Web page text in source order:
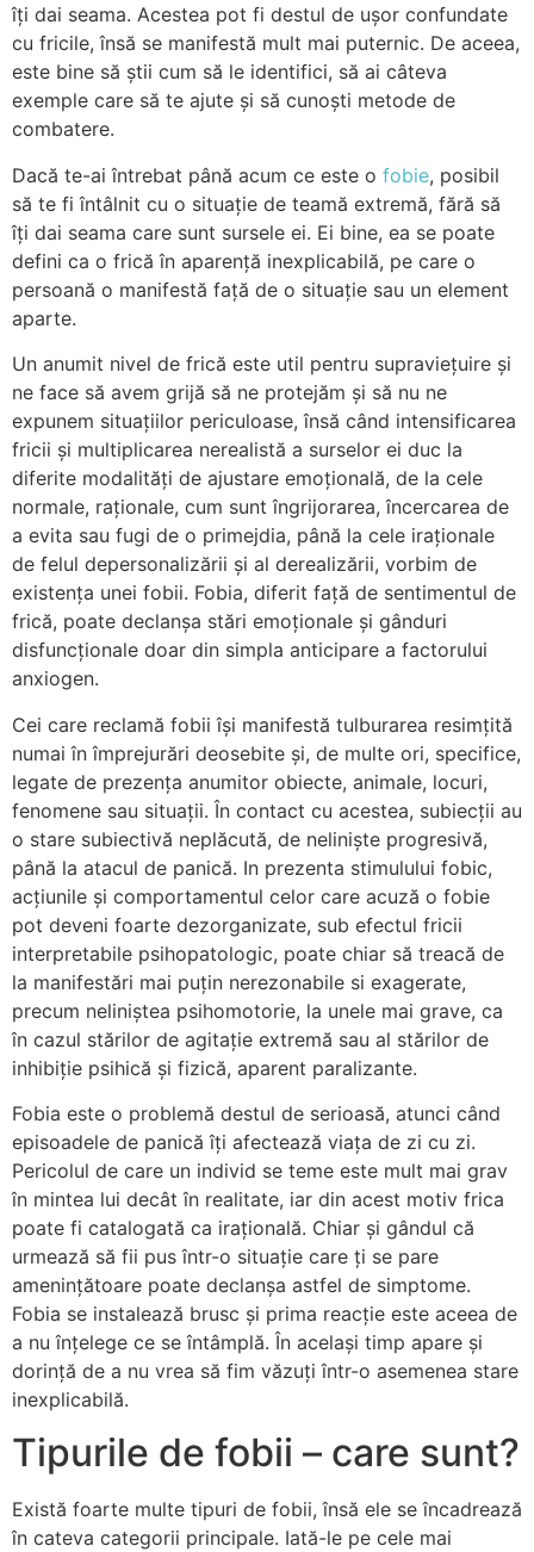
îți dai seama. Acestea pot fi destul de ușor confundate
cu fricile, însă se manifestă mult mai puternic. De aceea,
este bine să știi cum să le identifici, să ai câteva
exemple care să te ajute și să cunoști metode de
combatere.
Dacă te-ai întrebat până acum ce este o fobie, posibil
să te fi întâlnit cu o situație de teamă extremă, fără să
îți dai seama care sunt sursele ei. Ei bine, ea se poate
defini ca o frică în aparență inexplicabilă, pe care o
persoană o manifestă față de o situație sau un element
aparte.
Un anumit nivel de frică este util pentru supraviețuire și
ne face să avem grijă să ne protejăm și să nu ne
expunem situațiilor periculoase, însă când intensificarea
fricii și multiplicarea nerealistă a surselor ei duc la
diferite modalități de ajustare emoțională, de la cele
normale, raționale, cum sunt îngrijorarea, încercarea de
a evita sau fugi de o primejdia, până la cele iraționale
de felul depersonalizării și al derealizării, vorbim de
existența unei fobii. Fobia, diferit față de sentimentul de
frică, poate declanșa stări emoționale și gânduri
disfuncționale doar din simpla anticipare a factorului
anxiogen.
Cei care reclamă fobii își manifestă tulburarea resimțită
numai în împrejurări deosebite și, de multe ori, specifice,
legate de prezența anumitor obiecte, animale, locuri,
fenomene sau situații. În contact cu acestea, subiecții au
o stare subiectivă neplăcută, de neliniște progresivă,
până la atacul de panică. In prezenta stimulului fobic,
acțiunile și comportamentul celor care acuză o fobie
pot deveni foarte dezorganizate, sub efectul fricii
interpretabile psihopatologic, poate chiar să treacă de
la manifestări mai puțin nerezonabile si exagerate,
precum neliniștea psihomotorie, la unele mai grave, ca
în cazul stărilor de agitație extremă sau al stărilor de
inhibiție psihică și fizică, aparent paralizante.
Fobia este o problemă destul de serioasă, atunci când
episoadele de panică îți afectează viața de zi cu zi.
Pericolul de care un individ se teme este mult mai grav
în mintea lui decât în realitate, iar din acest motiv frica
poate fi catalogată ca irațională. Chiar și gândul că
urmează să fii pus într-o situație care ți se pare
amenințătoare poate declanșa astfel de simptome.
Fobia se instalează brusc și prima reacție este aceea de
a nu înțelege ce se întâmplă. În același timp apare și
dorință de a nu vrea să fim văzuți într-o asemenea stare
inexplicabilă.
Tipurile de fobii – care sunt?
Există foarte multe tipuri de fobii, însă ele se încadrează
în cateva categorii principale. Iată-le pe cele mai